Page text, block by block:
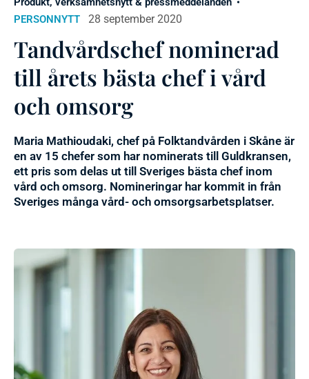
PERSONNYTT
28 september 2020
Tandvårdschef nominerad
till årets bästa chef i vård
och omsorg
Maria Mathioudaki, chef på Folktandvården i Skåne är
en av 15 chefer som har nominerats till Guldkransen,
ett pris som delas ut till Sveriges bästa chef inom
vård och omsorg. Nomineringar har kommit in från
Sveriges många vård- och omsorgsarbetsplatser.